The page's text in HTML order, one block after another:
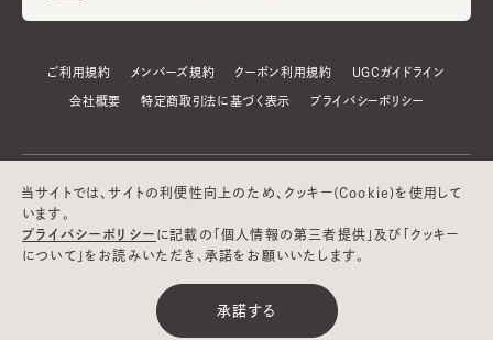
ご利用規約 メンバーズ規約 クーポン利用規約 UGCガイドライン
会社概要 特定商取引法に基づく表示 プライバシーポリシー
©CA4LA INC. All Rights Reserved.
当サイトでは、サイトの利便性向上のため、クッキー(Cookie)を使用して
います。
プライバシーポリシー に記載の「個人情報の第三者提供」及び「クッキー
について」をお読みいただき、承諾をお願いいたします。
承諾する